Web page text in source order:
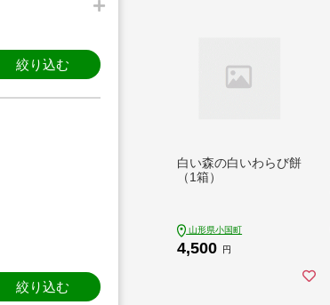
絞り込む
絞り込む
白い森の白いわらび餅
（1箱）
山形県小国町
4,500 円